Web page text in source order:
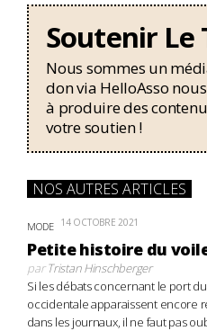
Soutenir Le
Nous sommes un
don via HelloAsso
à produire des
votre soutien !
NOS AUTRES ARTICLES
MODE 14 OCTOBRE 2021
Petite histoire du
parTristan Hinschberger
Si les débats concernant le port
occidentale apparaissent encore
dans les journaux, il ne faut pas